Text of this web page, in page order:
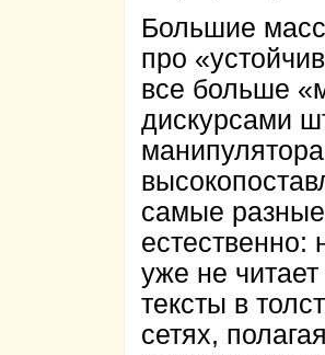
Большие
про
все больше
дискурсами
самые
естественно:
уже не
тексты в
сетях,